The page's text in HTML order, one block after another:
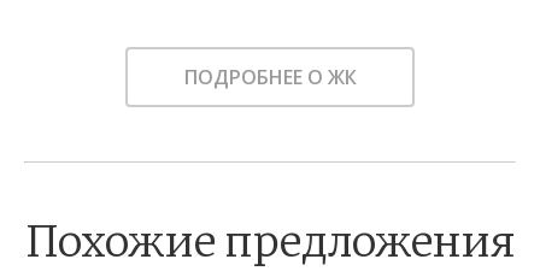
ПОДРОБНЕЕ О ЖК
Похожие предложения